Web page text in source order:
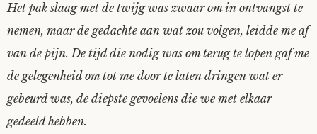
Het pak slaag met de twijg was zwaar om in ontvangst te
nemen, maar de gedachte aan wat zou volgen, leidde me af
van de pijn. De tijd die nodig was om terug te lopen gaf me
de gelegenheid om tot me door te laten dringen wat er
gebeurd was, de diepste gevoelens die we met elkaar
gedeeld hebben.